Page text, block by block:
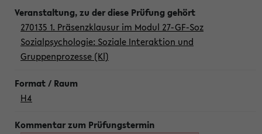
270135 1. Präsenzklausur im Modul 27-GF-Soz
Sozialpsychologie: Soziale Interaktion und
Gruppenprozesse (Kl)
H4